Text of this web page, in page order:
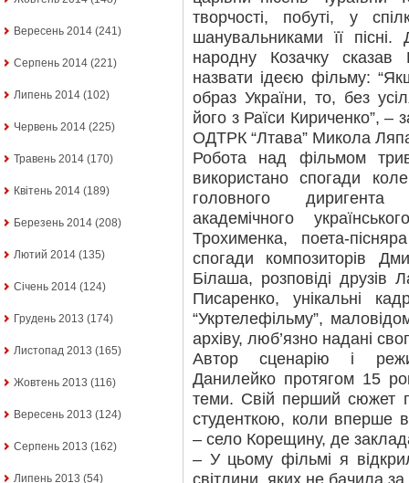
Вересень 2014 (241)
Серпень 2014 (221)
Липень 2014 (102)
Червень 2014 (225)
Травень 2014 (170)
Квітень 2014 (189)
Березень 2014 (208)
Лютий 2014 (135)
Січень 2014 (124)
Грудень 2013 (174)
Листопад 2013 (165)
Жовтень 2013 (116)
Вересень 2013 (124)
Серпень 2013 (162)
Липень 2013 (54)
творчості, побуті, у
шанувальниками її
народну Козачку
назвати ідеєю фільму:
образ України, то, без
його з Раїси Кириченко”, –
ОДТРК “Лтава” Микола
Робота над фільмом
використано спогади
головного диригента
академічного
Трохименка, поета-
спогади композиторів
Білаша, розповіді друзів
Писаренко, унікальні
“Укртелефільму”,
архіву, люб’язно надані
Автор сценарію і
Данилейко протягом 15
теми. Свій перший сюжет
студенткою, коли вперше
– село Корещину, де
– У цьому фільмі я
світлини, яких не бачила